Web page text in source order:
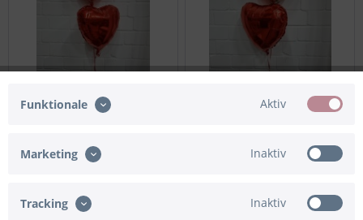
Ballon Bouquet Koalas "Ich
Ballon Bouquet Teddy "love"
Funktionale Aktiv
Marketing Inaktiv
Tracking Inaktiv